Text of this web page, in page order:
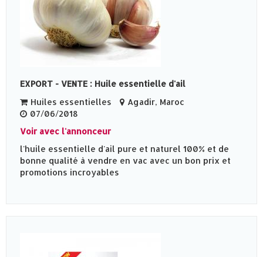
EXPORT - VENTE : Huile essentielle d'ail
Huiles essentielles
Agadir, Maroc
07/06/2018
Voir avec l'annonceur
l'huile essentielle d'ail pure et naturel 100% et de
bonne qualité à vendre en vac avec un bon prix et
promotions incroyables